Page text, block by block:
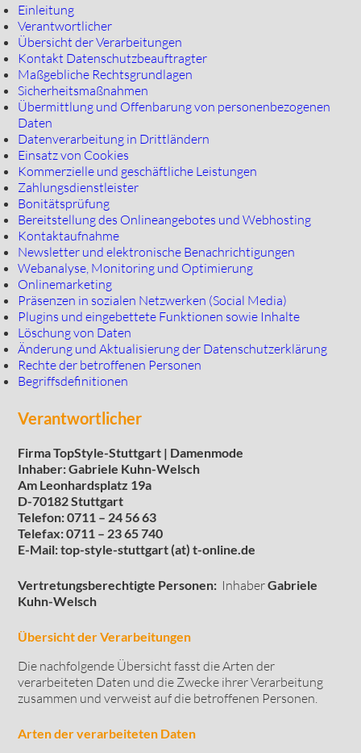
Einleitung
Verantwortlicher
Übersicht der Verarbeitungen
Kontakt Datenschutzbeauftragter
Maßgebliche Rechtsgrundlagen
Sicherheitsmaßnahmen
Übermittlung und Offenbarung von personenbezogenen
Daten
Datenverarbeitung in Drittländern
Einsatz von Cookies
Kommerzielle und geschäftliche Leistungen
Zahlungsdienstleister
Bonitätsprüfung
Bereitstellung des Onlineangebotes und Webhosting
Kontaktaufnahme
Newsletter und elektronische Benachrichtigungen
Webanalyse, Monitoring und Optimierung
Onlinemarketing
Präsenzen in sozialen Netzwerken (Social Media)
Plugins und eingebettete Funktionen sowie Inhalte
Löschung von Daten
Änderung und Aktualisierung der Datenschutzerklärung
Rechte der betroffenen Personen
Begriffsdefinitionen
Verantwortlicher
Firma TopStyle-Stuttgart | Damenmode
Inhaber: Gabriele Kuhn-Welsch
Am Leonhardsplatz 19a
D-70182 Stuttgart
Telefon: 0711 – 24 56 63
Telefax: 0711 – 23 65 740
E-Mail: top-style-stuttgart (at) t-online.de
Vertretungsberechtigte Personen: InhaberGabriele
Kuhn-Welsch
Übersicht der Verarbeitungen
Die nachfolgende Übersicht fasst die Arten der
verarbeiteten Daten und die Zwecke ihrer Verarbeitung
zusammen und verweist auf die betroffenen Personen.
Arten der verarbeiteten Daten